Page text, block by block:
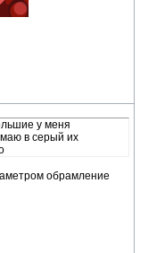
у меня
в серый их
обрамление